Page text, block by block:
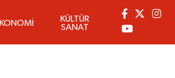
KÜLTÜR
SANAT